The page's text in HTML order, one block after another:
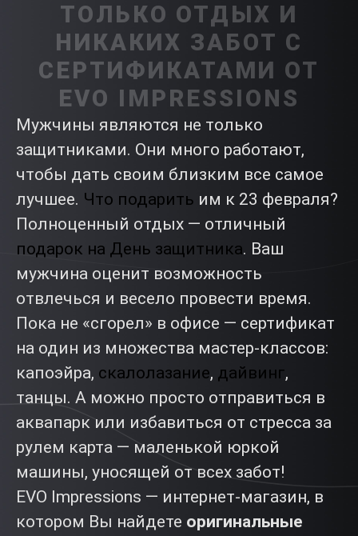
ТОЛЬКО ОТДЫХ И
НИКАКИХ ЗАБОТ С
СЕРТИФИКАТАМИ ОТ
EVO IMPRESSIONS
Мужчины являются не только
защитниками. Они много работают,
чтобы дать своим близким все самое
лучшее. Что подарить им к 23 февраля?
Полноценный отдых — отличный
подарок на День защитника. Ваш
мужчина оценит возможность
отвлечься и весело провести время.
Пока не «сгорел» в офисе — сертификат
на один из множества мастер-классов:
капоэйра, скалолазание, дайвинг,
танцы. А можно просто отправиться в
аквапарк или избавиться от стресса за
рулем карта — маленькой юркой
машины, уносящей от всех забот!
EVO Impressions — интернет-магазин, в
котором Вы найдете оригинальные